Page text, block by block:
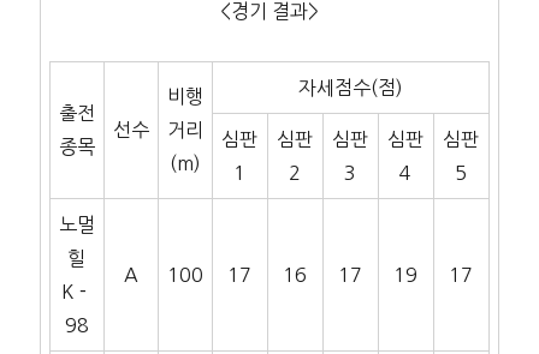
<경기 결과>
출전
종목
선수
비행
거리
(m)
자세점수(점)
심판
1
심판
2
심판
3
심판
4
심판
5
노멀
힐
K－
98
A 100 17 16 17 19 17